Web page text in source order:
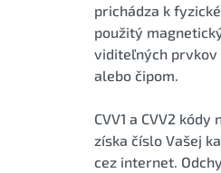
prichádza k
použitý
viditeľných prvkov
alebo čipom.
CVV1 a CVV2
získa číslo Vašej
cez internet.